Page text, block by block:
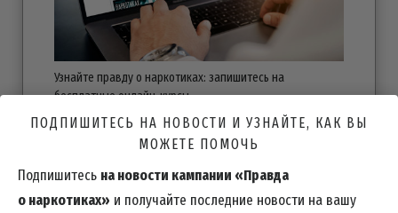
Узнайте правду о наркотиках: запишитесь на
бесплатныеонлайн-курсы.
БЕСПЛАТНЫЕ ОНЛАЙН-КУРСЫ
ПОДПИШИТЕСЬ НА НОВОСТИ И УЗНАЙТЕ, КАК ВЫ
МОЖЕТЕ ПОМОЧЬ
Подпишитесь на новости кампании «Правда
о наркотиках» и получайте последние новости на вашу